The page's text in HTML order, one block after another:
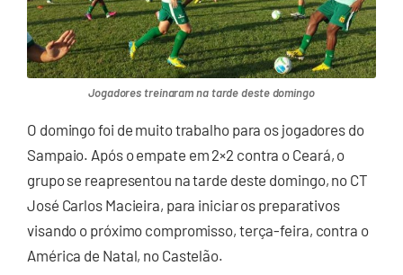
Jogadores treinaram na tarde deste domingo
O domingo foi de muito trabalho para os jogadores do
Sampaio. Após o empate em 2×2 contra o Ceará, o
grupo se reapresentou na tarde deste domingo, no CT
José Carlos Macieira, para iniciar os preparativos
visando o próximo compromisso, terça-feira, contra o
América de Natal, no Castelão.